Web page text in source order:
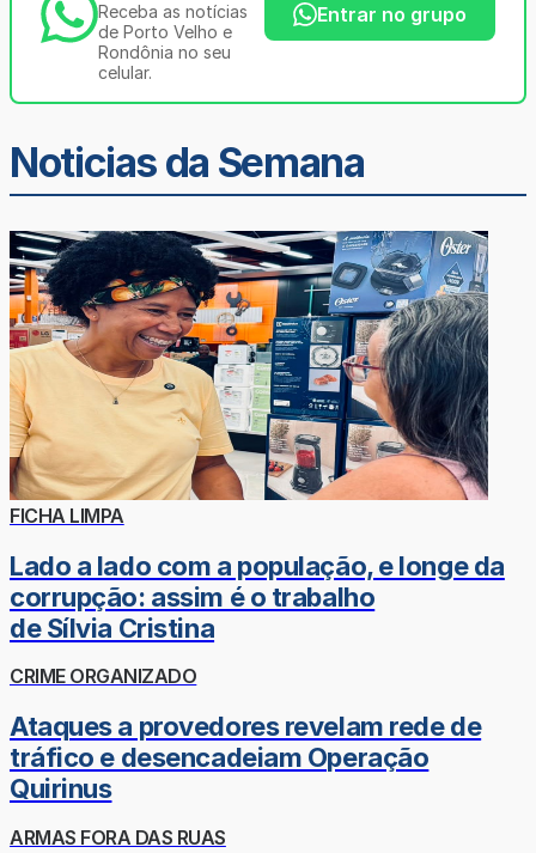
Receba as notícias
de Porto Velho e
Rondônia no seu
celular.
Entrar no grupo
Noticias da Semana
FICHA LIMPA
Lado a lado com a população, e longe da
corrupção: assim é o trabalho
de Sílvia Cristina
CRIME ORGANIZADO
Ataques a provedores revelam rede de
tráfico e desencadeiam Operação
Quirinus
ARMAS FORA DAS RUAS